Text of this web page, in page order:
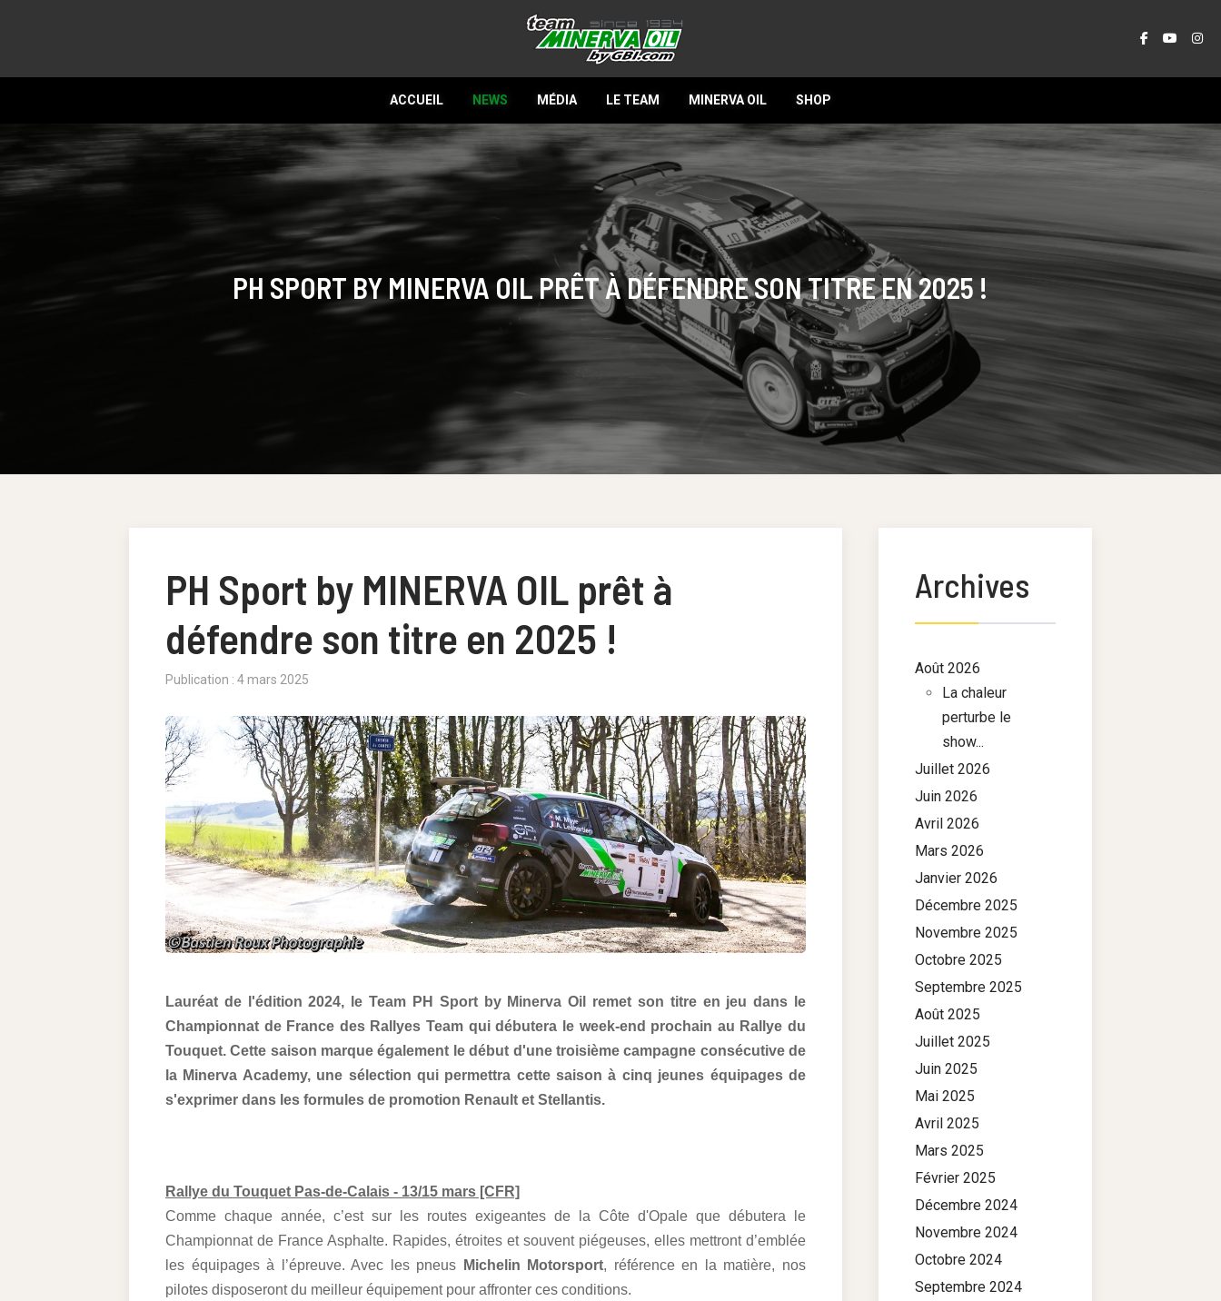
ACCUEIL NEWS MÉDIA LE TEAM MINERVA OIL SHOP
PH SPORT BY MINERVA OIL PRÊT À DÉFENDRE SON TITRE EN 2025 !
PH Sport by MINERVA OIL prêt à
défendre son titre en 2025 !
Publication : 4 mars 2025
Lauréat de l'édition 2024, le Team PH Sport by Minerva Oil remet son titre en jeu dans le
Championnat de France des Rallyes Team qui débutera le week-end prochain au Rallye du
Touquet. Cette saison marque également le début d'une troisième campagne consécutive de
la Minerva Academy, une sélection qui permettra cette saison à cinq jeunes équipages de
s'exprimer dans les formules de promotion Renault et Stellantis.
Rallye du Touquet Pas-de-Calais - 13/15 mars [CFR]
Comme chaque année, c’est sur les routes exigeantes de la Côte d'Opale que débutera le
Championnat de France Asphalte. Rapides, étroites et souvent piégeuses, elles mettront d’emblée
les équipages à l’épreuve. Avec les pneus
Michelin Motorsport, référence en la matière, nos
pilotes disposeront du meilleur équipement pour affronter ces conditions.
Archives
Août 2026
La chaleur
perturbe le
show...
Juillet 2026
Juin 2026
Avril 2026
Mars 2026
Janvier 2026
Décembre 2025
Novembre 2025
Octobre 2025
Septembre 2025
Août 2025
Juillet 2025
Juin 2025
Mai 2025
Avril 2025
Mars 2025
Février 2025
Décembre 2024
Novembre 2024
Octobre 2024
Septembre 2024